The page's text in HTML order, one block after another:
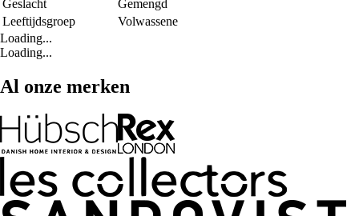
Geslacht
Gemengd
Leeftijdsgroep
Volwassene
Loading...
Loading...
Al onze merken